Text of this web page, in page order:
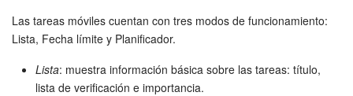
Las tareas móviles cuentan con tres modos de funcionamiento:
Lista, Fecha límite y Planificador.
Lista: muestra información básica sobre las tareas: título,
lista de verificación e importancia.